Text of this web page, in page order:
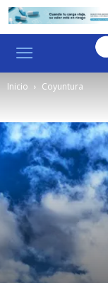
Inicio Coyuntura